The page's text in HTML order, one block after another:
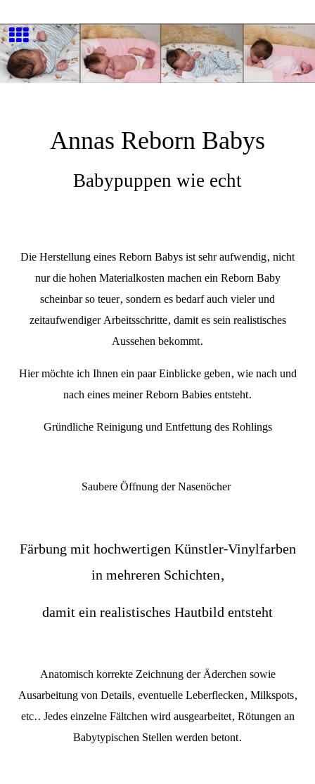
Annas Reborn Babys
Babypuppen wie echt
Die Herstellung eines Reborn Babys ist sehr aufwendig, nicht
nur die hohen Materialkosten machen ein Reborn Baby
scheinbar so teuer, sondern es bedarf auch vieler und
zeitaufwendiger Arbeitsschritte, damit es sein realistisches
Aussehen bekommt.
Hier möchte ich Ihnen ein paar Einblicke geben, wie nach und
nach eines meiner Reborn Babies entsteht.
Gründliche Reinigung und Entfettung des Rohlings
Saubere Öffnung der Nasenöcher
Färbung mit hochwertigen Künstler-Vinylfarben
in mehreren Schichten,
damit ein realistisches Hautbild entsteht
Anatomisch korrekte Zeichnung der Äderchen sowie
Ausarbeitung von Details, eventuelle Leberflecken, Milkspots,
etc.. Jedes einzelne Fältchen wird ausgearbeitet, Rötungen an
Babytypischen Stellen werden betont.